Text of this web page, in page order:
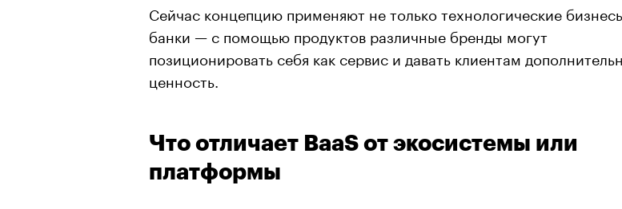
Сейчас концепцию применяют не только технологические
банки — с помощью продуктов различные бренды могут
позиционировать себя как сервис и давать клиентам
ценность.
Что отличает BaaS от экосистемы или
платформы